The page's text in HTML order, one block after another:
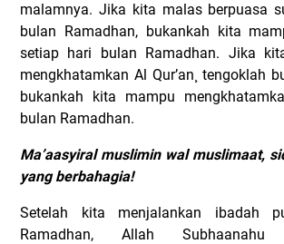
malamnya. Jika kita malas berpuasa
bulan Ramadhan, bukankah kita
setiap hari bulan Ramadhan. Jika
mengkhatamkan Al Qur’an¸ tengoklah
bukankah kita mampu
bulan Ramadhan.
Ma’aasyiral muslimin wal muslimaat,
yang berbahagia!
Setelah kita menjalankan ibadah
Ramadhan, Allah